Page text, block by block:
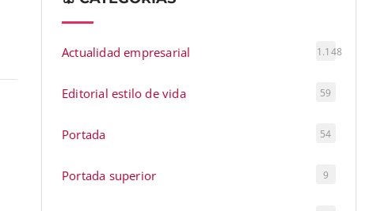
Actualidad empresarial 1.148
Editorial estilo de vida 59
Portada 54
Portada superior 9